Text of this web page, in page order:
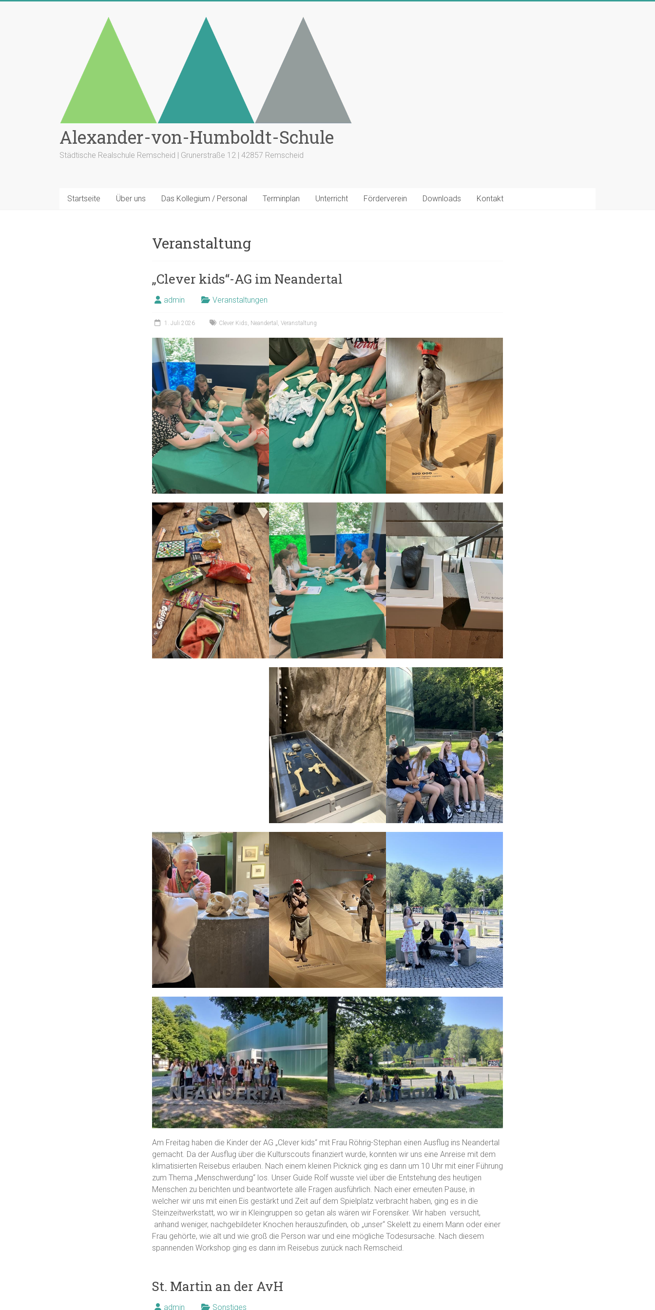
Alexander-von-Humboldt-Schule
Städtische Realschule Remscheid | Grunerstraße 12 | 42857 Remscheid
Startseite Über uns Das Kollegium / Personal Terminplan Unterricht Förderverein Downloads Kontakt
Veranstaltung
„Clever kids“-AG im Neandertal
admin Veranstaltungen
1. Juli 2026 Clever Kids, Neandertal , Veranstaltung
Am Freitag haben die Kinder der AG „Clever kids“ mit Frau Röhrig-Stephan einen Ausflug ins Neandertal
gemacht. Da der Ausflug über die Kulturscouts finanziert wurde, konnten wir uns eine Anreise mit dem
klimatisierten Reisebus erlauben. Nach einem kleinen Picknick ging es dann um 10 Uhr mit einer Führung
zum Thema „Menschwerdung“ los. Unser Guide Rolf wusste viel über die Entstehung des heutigen
Menschen zu berichten und beantwortete alle Fragen ausführlich. Nach einer erneuten Pause, in
welcher wir uns mit einen Eis gestärkt und Zeit auf dem Spielplatz verbracht haben, ging es in die
Steinzeitwerkstatt, wo wir in Kleingruppen so getan als wären wir Forensiker. Wir haben versucht,
anhand weniger, nachgebildeter Knochen herauszufinden, ob „unser“ Skelett zu einem Mann oder einer
Frau gehörte, wie alt und wie groß die Person war und eine mögliche Todesursache. Nach diesem
spannenden Workshop ging es dann im Reisebus zurück nach Remscheid.
St. Martin an der AvH
admin Sonstiges